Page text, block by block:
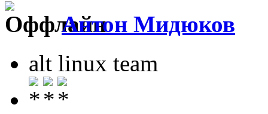
Антон Мидюков
alt linux team